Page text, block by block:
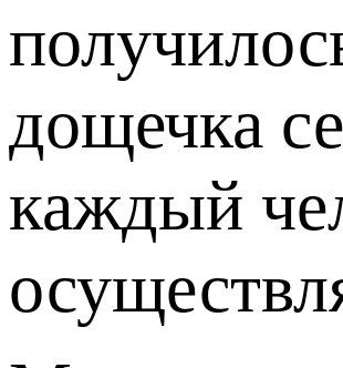
дощечка
каждый